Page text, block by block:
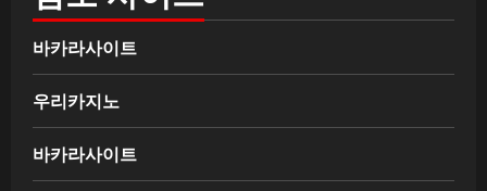
바카라사이트
우리카지노
바카라사이트